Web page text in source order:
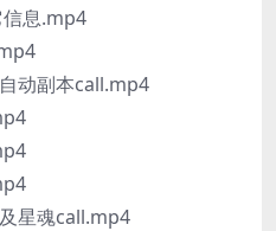
信息.mp4
动副本call.mp4
星魂call.mp4